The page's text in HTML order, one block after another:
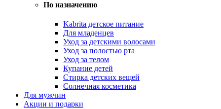
По назначению
Kabrita детское питание
Для младенцев
Уход за детскими волосами
Уход за полостью рта
Уход за телом
Купание детей
Стирка детских вещей
Солнечная косметика
Для мужчин
Акции и подарки